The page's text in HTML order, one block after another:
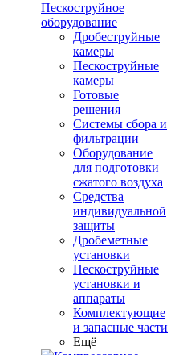
Пескоструйное
оборудование
Дробеструйные
камеры
Пескоструйные
камеры
Готовые
решения
Системы сбора и
фильтрации
Оборудование
для подготовки
сжатого воздуха
Средства
индивидуальной
защиты
Дробеметные
установки
Пескоструйные
установки и
аппараты
Комплектующие
и запасные части
Ещё